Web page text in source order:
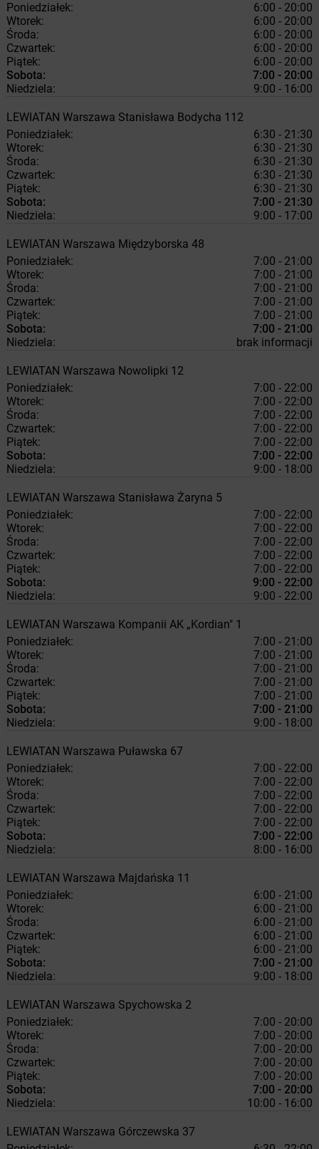
Poniedziałek:
6:00 - 20:00
Wtorek:
6:00 - 20:00
Środa:
6:00 - 20:00
Czwartek:
6:00 - 20:00
Piątek:
6:00 - 20:00
Sobota:
7:00 - 20:00
Niedziela:
9:00 - 16:00
LEWIATAN Warszawa Stanisława Bodycha 112
Poniedziałek:
6:30 - 21:30
Wtorek:
6:30 - 21:30
Środa:
6:30 - 21:30
Czwartek:
6:30 - 21:30
Piątek:
6:30 - 21:30
Sobota:
7:00 - 21:30
Niedziela:
9:00 - 17:00
LEWIATAN Warszawa Międzyborska 48
Poniedziałek:
7:00 - 21:00
Wtorek:
7:00 - 21:00
Środa:
7:00 - 21:00
Czwartek:
7:00 - 21:00
Piątek:
7:00 - 21:00
Sobota:
7:00 - 21:00
Niedziela:
brak informacji
LEWIATAN Warszawa Nowolipki 12
Poniedziałek:
7:00 - 22:00
Wtorek:
7:00 - 22:00
Środa:
7:00 - 22:00
Czwartek:
7:00 - 22:00
Piątek:
7:00 - 22:00
Sobota:
7:00 - 22:00
Niedziela:
9:00 - 18:00
LEWIATAN Warszawa Stanisława Żaryna 5
Poniedziałek:
7:00 - 22:00
Wtorek:
7:00 - 22:00
Środa:
7:00 - 22:00
Czwartek:
7:00 - 22:00
Piątek:
7:00 - 22:00
Sobota:
9:00 - 22:00
Niedziela:
9:00 - 22:00
LEWIATAN Warszawa Kompanii AK „Kordian" 1
Poniedziałek:
7:00 - 21:00
Wtorek:
7:00 - 21:00
Środa:
7:00 - 21:00
Czwartek:
7:00 - 21:00
Piątek:
7:00 - 21:00
Sobota:
7:00 - 21:00
Niedziela:
9:00 - 18:00
LEWIATAN Warszawa Puławska 67
Poniedziałek:
7:00 - 22:00
Wtorek:
7:00 - 22:00
Środa:
7:00 - 22:00
Czwartek:
7:00 - 22:00
Piątek:
7:00 - 22:00
Sobota:
7:00 - 22:00
Niedziela:
8:00 - 16:00
LEWIATAN Warszawa Majdańska 11
Poniedziałek:
6:00 - 21:00
Wtorek:
6:00 - 21:00
Środa:
6:00 - 21:00
Czwartek:
6:00 - 21:00
Piątek:
6:00 - 21:00
Sobota:
7:00 - 21:00
Niedziela:
9:00 - 18:00
LEWIATAN Warszawa Spychowska 2
Poniedziałek:
7:00 - 20:00
Wtorek:
7:00 - 20:00
Środa:
7:00 - 20:00
Czwartek:
7:00 - 20:00
Piątek:
7:00 - 20:00
Sobota:
7:00 - 20:00
Niedziela:
10:00 - 16:00
LEWIATAN Warszawa Górczewska 37